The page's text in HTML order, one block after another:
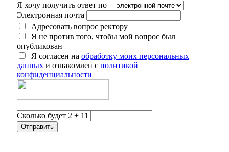
Я хочу получить ответ по
Электронная почта
Адресовать вопрос ректору
Я не против того, чтобы мой вопрос был
опубликован
Я согласен на обработку моих персональных
данных и ознакомлен с политикой
конфиденциальности
Сколько будет 2 + 11